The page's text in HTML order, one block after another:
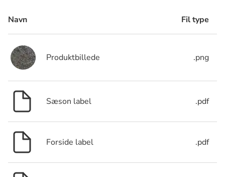
Navn Fil type
Produktbillede .png
Sæson label .pdf
Forside label .pdf